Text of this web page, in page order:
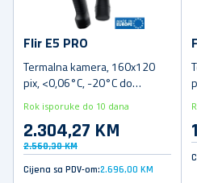
Flir E5 PRO
Termalna kamera, 160x120
pix, <0,06°C, -20°C do
Rok isporuke do 10 dana
2.304,27 KM
2.560,30 KM
Cijena sa PDV-om:2.696,00 KM